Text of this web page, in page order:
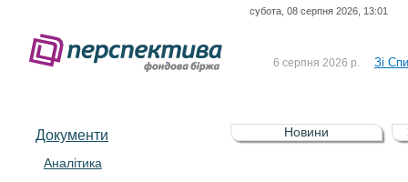
субота, 08 серпня 2026, 13:01
6 серпня 2026 р. Зі
5 серпня 2026 р.
Зі
UA4000232607)
Документи
Аналітика
Новини